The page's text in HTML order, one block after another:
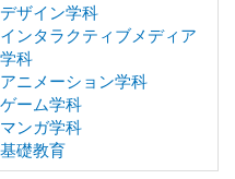
デザイン学科
インタラクティブメディア
学科
アニメーション学科
ゲーム学科
マンガ学科
基礎教育